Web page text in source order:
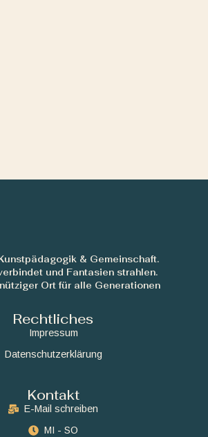
& Gemeinschaft.
und Fantasien strahlen.
Ort für alle Generationen
Rechtliches
Impressum
Datenschutzerklärung
Kontakt
E-Mail schreiben
MI - SO